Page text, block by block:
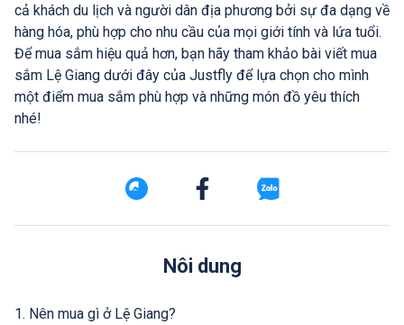
cả khách du lịch và người dân địa phương bởi sự đa dạng về
hàng hóa, phù hợp cho nhu cầu của mọi giới tính và lứa tuổi.
Để mua sắm hiệu quả hơn, bạn hãy tham khảo bài viết mua
sắm Lệ Giang dưới đây của Justfly để lựa chọn cho mình
một điểm mua sắm phù hợp và những món đồ yêu thích
nhé!
Nôi dung
1. Nên mua gì ở Lệ Giang?